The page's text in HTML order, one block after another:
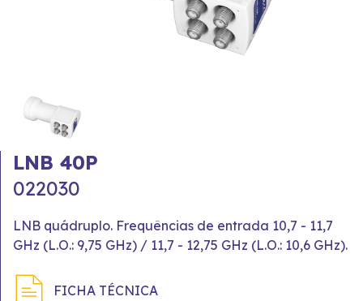
LNB 40P
022030
LNB quádruplo. Frequências de entrada 10,7 - 11,7
GHz (L.O.: 9,75 GHz) / 11,7 - 12,75 GHz (L.O.: 10,6 GHz).
FICHA TÉCNICA